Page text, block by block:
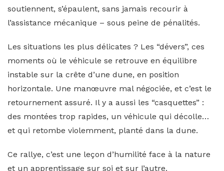
soutiennent, s’épaulent, sans jamais recourir à
l’assistance mécanique – sous peine de pénalités.
Les situations les plus délicates ? Les “dévers”, ces
moments où le véhicule se retrouve en équilibre
instable sur la crête d’une dune, en position
horizontale. Une manœuvre mal négociée, et c’est le
retournement assuré. Il y a aussi les “casquettes” :
des montées trop rapides, un véhicule qui décolle…
et qui retombe violemment, planté dans la dune.
Ce rallye, c’est une leçon d’humilité face à la nature
et un apprentissage sur soi et sur l’autre.